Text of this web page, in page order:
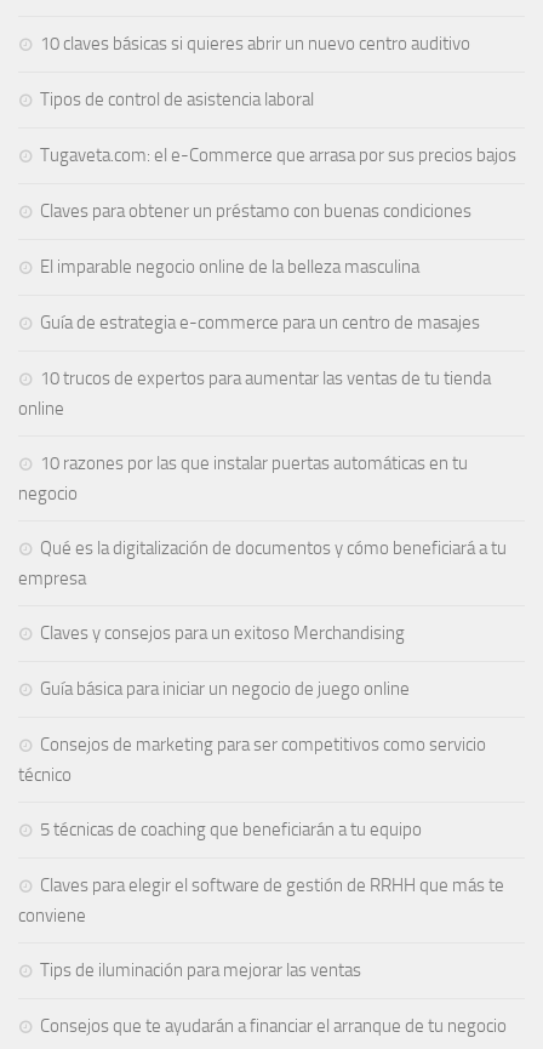
10 claves básicas si quieres abrir un nuevo centro auditivo
Tipos de control de asistencia laboral
Tugaveta.com: el e-Commerce que arrasa por sus precios bajos
Claves para obtener un préstamo con buenas condiciones
El imparable negocio online de la belleza masculina
Guía de estrategia e-commerce para un centro de masajes
10 trucos de expertos para aumentar las ventas de tu tienda
online
10 razones por las que instalar puertas automáticas en tu
negocio
Qué es la digitalización de documentos y cómo beneficiará a tu
empresa
Claves y consejos para un exitoso Merchandising
Guía básica para iniciar un negocio de juego online
Consejos de marketing para ser competitivos como servicio
técnico
5 técnicas de coaching que beneficiarán a tu equipo
Claves para elegir el software de gestión de RRHH que más te
conviene
Tips de iluminación para mejorar las ventas
Consejos que te ayudarán a financiar el arranque de tu negocio